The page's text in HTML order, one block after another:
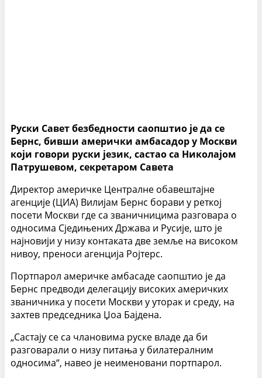
Руски Савет безбедности саопштио је да се
Бернс, бивши амерички амбасадор у Москви
који говори руски језик, састао са Николајом
Патрушевом, секретаром Савета
Директор америчке Централне обавештајне
агенције (ЦИА) Вилијам Бернс борави у реткој
посети Москви где са званичницима разговара о
односима Сједињених Држава и Русије, што је
најновији у низу контаката две земље на високом
нивоу, преноси агенција Ројтерс.
Портпарол америчке амбасаде саопштио је да
Бернс предводи делегацију високих америчких
званичника у посети Москви у уторак и среду, на
захтев председника Џоа Бајдена.
„Састају се са члановима руске владе да би
разговарали о низу питања у билатералним
односима“, навео је неименовани портпарол.